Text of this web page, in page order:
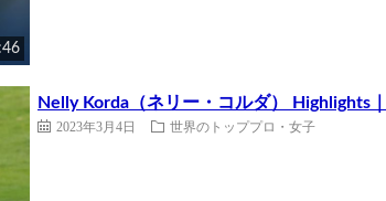
Nelly Korda（ネリー・コルダ） Highlights
2023年3月4日 世界のトッププロ・女子